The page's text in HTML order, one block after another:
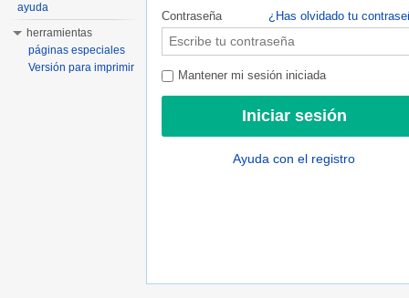
Contraseña ¿Has olvidado tu
Mantener mi sesión iniciada
Ayuda con el registro
ayuda
herramientas
páginas especiales
Versión para imprimir